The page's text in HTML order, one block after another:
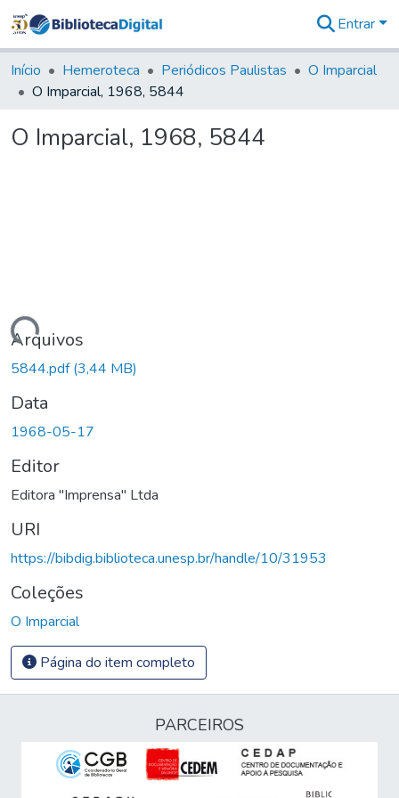
&
Coleções
Tudo na
Digital
Entrar
Início Hemeroteca Periódicos Paulistas
O Imparcial
O Imparcial, 1968, 5844
O Imparcial, 1968, 5844
Arquivos
5844.pdf(3,44 MB)
Data
1968-05-17
Editor
Editora "Imprensa" Ltda
URI
https://bibdig.biblioteca.unesp.br/handle/10/31953
Coleções
O Imparcial
Página do item completo
PARCEIROS